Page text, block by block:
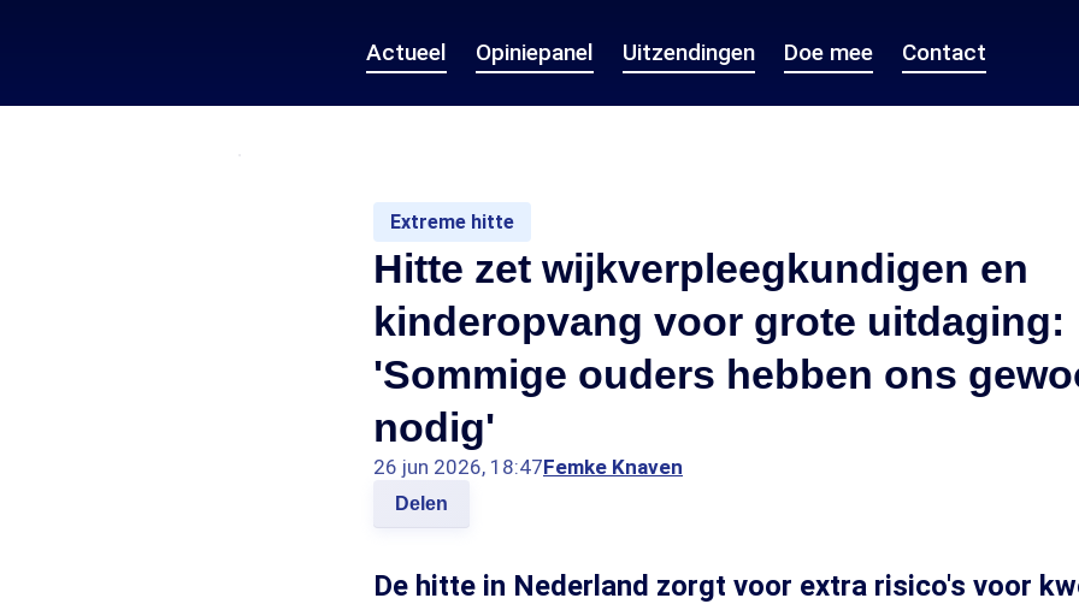
Actueel Opiniepanel Uitzendingen Doe mee Contact
Extreme hitte
Hitte zet wijkverpleegkundigen en
kinderopvang voor grote uitdaging:
'Sommige ouders hebben ons
nodig'
26 jun 2026, 18:47Femke Knaven
Delen
De hitte in Nederland zorgt voor extra risico's voor